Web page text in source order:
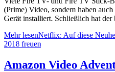
(Prime) Video, sondern haben
Gerät installiert. Schließlich hat
Mehr lesenNetflix: Auf diese
2018 freuen
Amazon Video